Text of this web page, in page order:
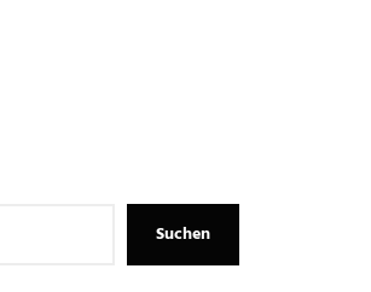
Suchen